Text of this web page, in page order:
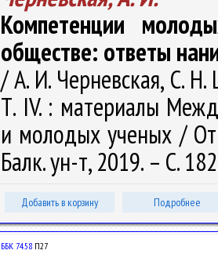
Компетенции
обществе: ответы
/ А. И. Черневская, С.
Т. IV. : материалы
и молодых ученых /
Балк. ун-т, 2019. – С.
Добавить в корзину Подробнее
ББК 74.58 П27